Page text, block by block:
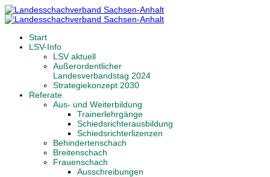
Start
LSV-Info
LSV aktuell
Außerordentlicher
Landesverbandstag 2024
Strategiekonzept 2030
Referate
Aus- und Weiterbildung
Trainerlehrgänge
Schiedsrichterausbildung
Schiedsrichterlizenzen
Behindertenschach
Breitenschach
Frauenschach
Ausschreibungen